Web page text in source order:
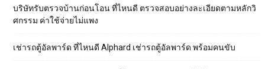
บริษัทรับตรวจบ้านก่อนโอน ที่ไหนดี ตรวจสอบอย่างละเอียดตามหลักวิ
ศกรรม ค่าใช้จ่ายไม่แพง
เช่ารถตู้อัลพาร์ด ที่ไหนดี Alphard เช่ารถตู้อัลพาร์ด พร้อมคนขับ